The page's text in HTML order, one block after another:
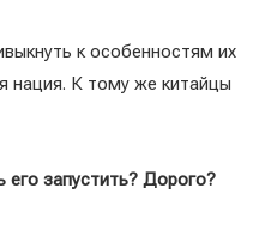
к особенностям их
нация. К тому же китайцы
его запустить? Дорого?